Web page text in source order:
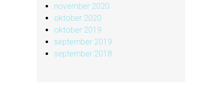
november 2020
oktober 2020
oktober 2019
september 2019
september 2018